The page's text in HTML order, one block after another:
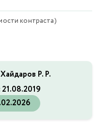
контраста)
Р. Р.
21.08.2019